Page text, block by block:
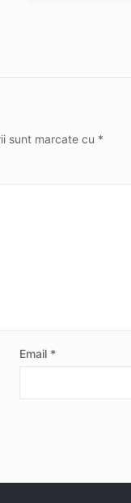
sunt marcate cu *
Email *